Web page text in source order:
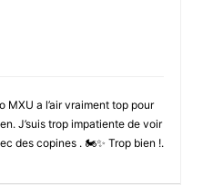
MXU a l’air vraiment top pour
J’suis trop impatiente de voir
des copines . 🏍️✨ Trop bien !.